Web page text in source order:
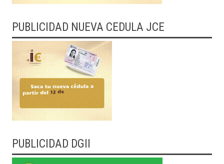
PUBLICIDAD NUEVA CEDULA JCE
PUBLICIDAD DGII